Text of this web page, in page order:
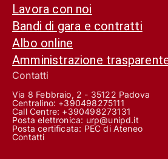
Lavora con noi
Bandi di gara e contratti
Albo online
Amministrazione
Contatti
Via 8 Febbraio, 2 - 35122 Padova
Centralino: +390498275111
Call Centre: +390498273131
Posta elettronica: urp@unipd.it
Posta certificata: PEC di Ateneo
Contatti